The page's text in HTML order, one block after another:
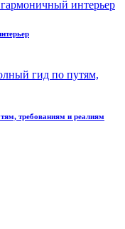
требованиям и реалиям